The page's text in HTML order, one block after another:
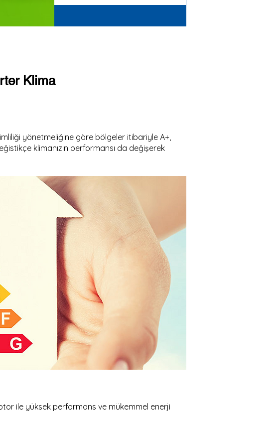
Klima
yönetmeliğine göre bölgeler itibariyle A+,
klimanızın performansı da değişerek
ile yüksek performans ve mükemmel enerji